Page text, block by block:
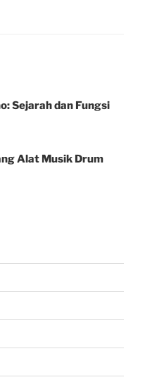
Sejarah dan Fungsi
Alat Musik Drum